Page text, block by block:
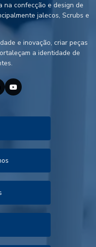
na confecção e design de
jalecos, Scrubs e
e inovação, criar peças
a identidade de